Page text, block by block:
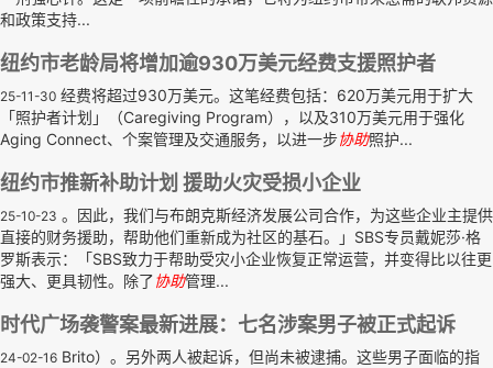
和政策支持...
纽约市老龄局将增加逾930万美元经费支援照护者
25-11-30 经费将超过930万美元。这笔经费包括：620万美元用于扩大
「照护者计划」（Caregiving Program），以及310万美元用于强化
Aging Connect、个案管理及交通服务，以进一步协助照护...
纽约市推新补助计划 援助火灾受损小企业
25-10-23 。因此，我们与布朗克斯经济发展公司合作，为这些企业主提供
直接的财务援助，帮助他们重新成为社区的基石。」SBS专员戴妮莎·格
罗斯表示：「SBS致力于帮助受灾小企业恢复正常运营，并变得比以往更
强大、更具韧性。除了协助管理...
时代广场袭警案最新进展：七名涉案男子被正式起诉
24-02-16 Brito）。另外两人被起诉，但尚未被逮捕。这些男子面临的指